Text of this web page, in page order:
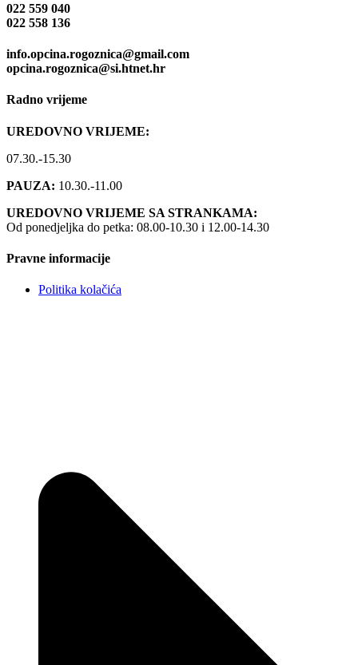
022 559 040
022 558 136
info.opcina.rogoznica@gmail.com
opcina.rogoznica@si.htnet.hr
Radno vrijeme
UREDOVNO VRIJEME:
07.30.-15.30
PAUZA: 10.30.-11.00
UREDOVNO VRIJEME SA STRANKAMA:
Od ponedjeljka do petka: 08.00-10.30 i 12.00-14.30
Pravne informacije
Politika kolačića